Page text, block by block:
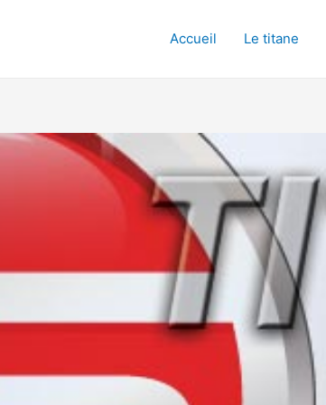
Accueil Le titane